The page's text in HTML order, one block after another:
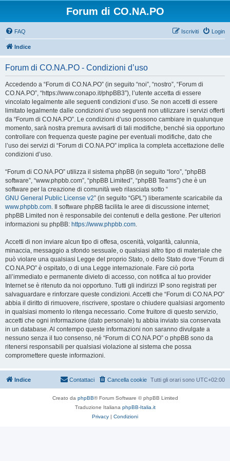
Forum di CO.NA.PO
FAQ Login
Iscriviti
Indice
Forum di CO.NA.PO - Condizioni d’uso
Accedendo a “Forum di CO.NA.PO” (in seguito “noi”, “nostro”, “Forum di
CO.NA.PO”, “https://www.conapo.it/phpBB3”), l’utente accetta di essere
vincolato legalmente alle seguenti condizioni d’uso. Se non accetti di essere
limitato legalmente dalle condizioni d’uso seguenti non utilizzare i servizi offerti
da “Forum di CO.NA.PO”. Le condizioni d’uso possono cambiare in qualunque
momento, sarà nostra premura avvisarti di tali modifiche, benché sia opportuno
controllare con frequenza queste pagine per eventuali modifiche, dato che
l’uso dei servizi di “Forum di CO.NA.PO” implica la completa accettazione delle
condizioni d’uso.
“Forum di CO.NA.PO” utilizza il sistema phpBB (in seguito “loro”, “phpBB
software”, “www.phpbb.com”, “phpBB Limited”, “phpBB Teams”) che è un
software per la creazione di comunità web rilasciata sotto “
GNU General Public License v2” (in seguito “GPL”) liberamente scaricabile da
www.phpbb.com. Il software phpBB facilita le aree di discussione internet;
phpBB Limited non è responsabile dei contenuti e della gestione. Per ulteriori
informazioni su phpBB: https://www.phpbb.com.
Accetti di non inviare alcun tipo di offesa, oscenità, volgarità, calunnia,
minaccia, messaggio a sfondo sessuale, o qualsiasi altro tipo di materiale che
può violare una qualsiasi Legge del proprio Stato, o dello Stato dove “Forum di
CO.NA.PO” è ospitato, o di una Legge internazionale. Fare ciò porta
all’immediato e permanente divieto di accesso, con notifica al tuo provider
Internet se è ritenuto da noi opportuno. Tutti gli indirizzi IP sono registrati per
salvaguardare e rinforzare queste condizioni. Accetti che “Forum di CO.NA.PO”
abbia il diritto di rimuovere, riscrivere, spostare o chiudere qualsiasi argomento
in qualsiasi momento lo ritenga necessario. Come fruitore di questo servizio,
accetti che ogni informazione (dato personale) tu abbia inviato sia conservata
in un database. Al contempo queste informazioni non saranno divulgate a
nessuno senza il tuo consenso, né “Forum di CO.NA.PO” o phpBB sono da
ritenersi responsabili per qualsiasi violazione al sistema che possa
compromettere queste informazioni.
Indice Tutti gli orari sono UTC+02:00
Cancella cookie
Contattaci
Creato da phpBB® Forum Software © phpBB Limited
Traduzione Italiana phpBB-Italia.it
Privacy | Condizioni